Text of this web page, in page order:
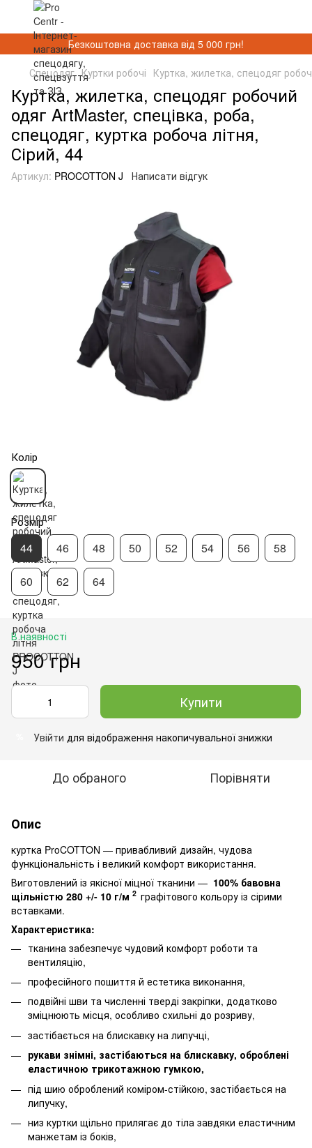
Безкоштовна доставка від 5 000 грн!
Спецодяг Куртки робочі Куртка, жилетка, спецодяг
Куртка, жилетка, спецодяг робочий
одяг ArtMaster, спецівка, роба,
спецодяг, куртка робоча літня,
Сірий, 44
Артикул: PROCOTTON J Написати відгук
Колір
Розмір
44 46 48 50 52 54 56 58
60 62 64
В наявності
950 грн
Купити
Увійти для відображення накопичувальної знижки
До обраного Порівняти
Опис
куртка ProCOTTON — привабливий дизайн, чудова
функціональність і великий комфорт використання.
Виготовлений із якісної міцної тканини — 100% бавовна
щільністю 280 +/- 10 г/м 2 графітового кольору із сірими
вставками.
Характеристика:
тканина забезпечує чудовий комфорт роботи та
вентиляцію,
професійного пошиття й естетика виконання,
подвійні шви та численні тверді закріпки, додатково
зміцнюють місця, особливо схильні до розриву,
застібається на блискавку на липучці,
рукави знімні, застібаються на блискавку, оброблені
еластичною трикотажною гумкою,
під шию оброблений коміром-стійкою, застібається на
липучку,
низ куртки щільно прилягає до тіла завдяки еластичним
манжетам із боків,